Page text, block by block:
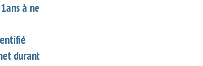
à ne
durant